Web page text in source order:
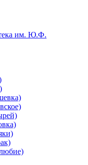
им. Ю.Ф.